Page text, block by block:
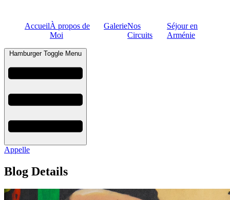
AccueilÀ propos de
Moi
GalerieNos
Circuits
Séjour en
Arménie
Hamburger Toggle Menu
Appelle
Blog Details